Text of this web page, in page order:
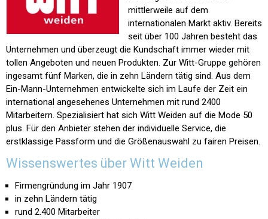
mittlerweile auf dem
internationalen Markt aktiv. Bereits
seit über 100 Jahren besteht das
Unternehmen und überzeugt die Kundschaft immer wieder mit
tollen Angeboten und neuen Produkten. Zur Witt-Gruppe gehören
ingesamt fünf Marken, die in zehn Ländern tätig sind. Aus dem
Ein-Mann-Unternehmen entwickelte sich im Laufe der Zeit ein
international angesehenes Unternehmen mit rund 2400
Mitarbeitern. Spezialisiert hat sich Witt Weiden auf die Mode 50
plus. Für den Anbieter stehen der individuelle Service, die
erstklassige Passform und die Größenauswahl zu fairen Preisen.
Wissenswertes über Witt Weiden
Firmengründung im Jahr 1907
in zehn Ländern tätig
rund 2.400 Mitarbeiter